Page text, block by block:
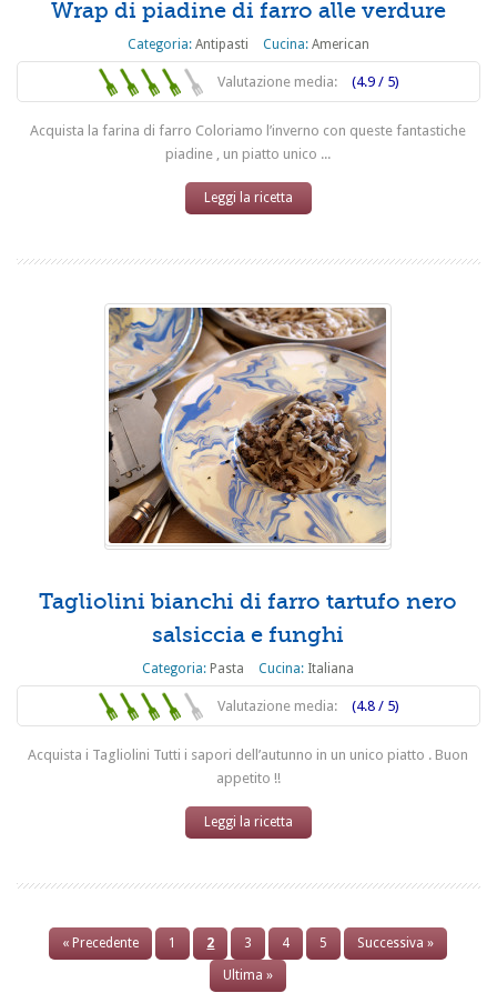
Wrap di piadine di farro alle verdure
Categoria: Antipasti Cucina: American
Valutazione media: (4.9 / 5)
Acquista la farina di farro Coloriamo l’inverno con queste fantastiche
piadine , un piatto unico ...
Leggi la ricetta
Tagliolini bianchi di farro tartufo nero
salsiccia e funghi
Categoria: Pasta Cucina: Italiana
Valutazione media: (4.8 / 5)
Acquista i Tagliolini Tutti i sapori dell’autunno in un unico piatto . Buon
appetito !!
Leggi la ricetta
« Precedente 1 2 3 4 5 Successiva »
Ultima »